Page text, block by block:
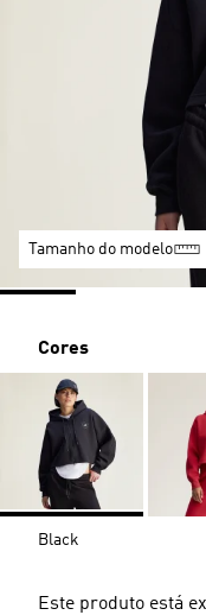
Tamanho do modelo
Cores
Black
Este produto está